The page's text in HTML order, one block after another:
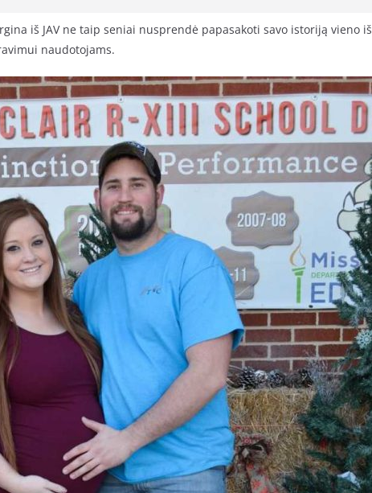
iš JAV ne taip seniai nusprendė papasakoti savo istoriją vieno iš
naudotojams.